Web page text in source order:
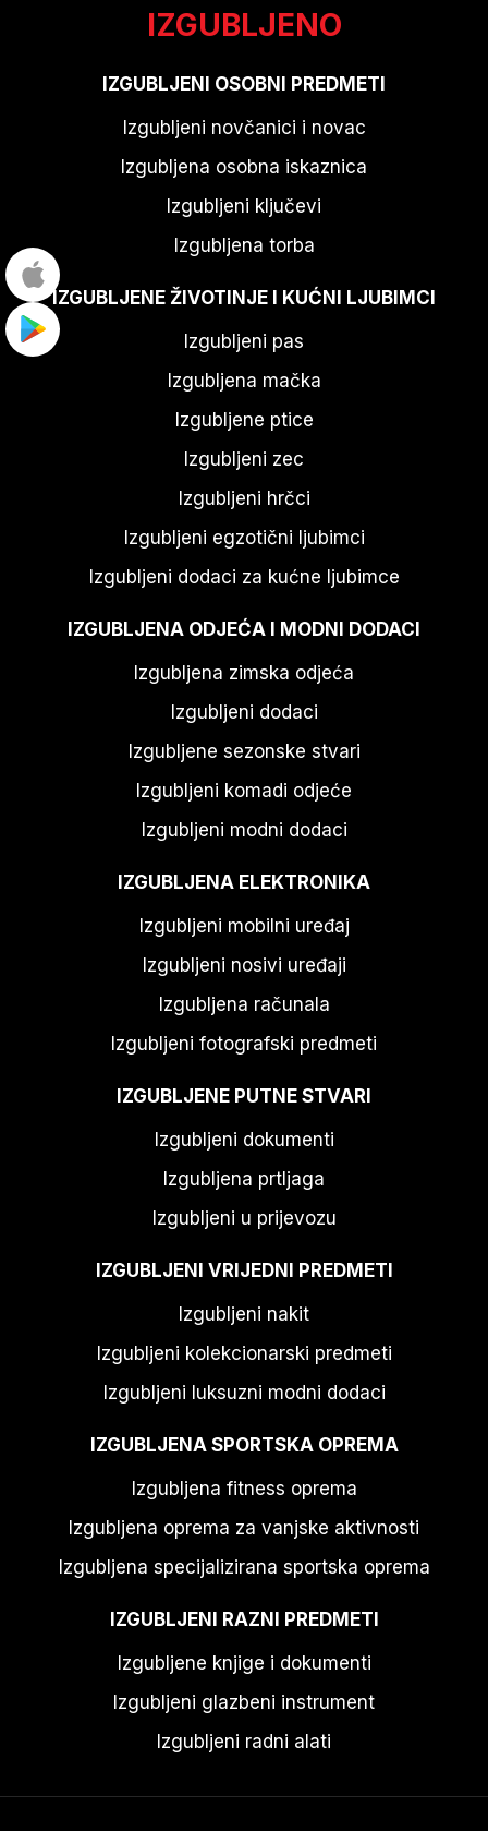
IZGUBLJENO
IZGUBLJENI OSOBNI PREDMETI
Izgubljeni novčanici i novac
Izgubljena osobna iskaznica
Izgubljeni ključevi
Izgubljena torba
IZGUBLJENE ŽIVOTINJE I KUĆNI LJUBIMCI
Izgubljeni pas
Izgubljena mačka
Izgubljene ptice
Izgubljeni zec
Izgubljeni hrčci
Izgubljeni egzotični ljubimci
Izgubljeni dodaci za kućne ljubimce
IZGUBLJENA ODJEĆA I MODNI DODACI
Izgubljena zimska odjeća
Izgubljeni dodaci
Izgubljene sezonske stvari
Izgubljeni komadi odjeće
Izgubljeni modni dodaci
IZGUBLJENA ELEKTRONIKA
Izgubljeni mobilni uređaj
Izgubljeni nosivi uređaji
Izgubljena računala
Izgubljeni fotografski predmeti
IZGUBLJENE PUTNE STVARI
Izgubljeni dokumenti
Izgubljena prtljaga
Izgubljeni u prijevozu
IZGUBLJENI VRIJEDNI PREDMETI
Izgubljeni nakit
Izgubljeni kolekcionarski predmeti
Izgubljeni luksuzni modni dodaci
IZGUBLJENA SPORTSKA OPREMA
Izgubljena fitness oprema
Izgubljena oprema za vanjske aktivnosti
Izgubljena specijalizirana sportska oprema
IZGUBLJENI RAZNI PREDMETI
Izgubljene knjige i dokumenti
Izgubljeni glazbeni instrument
Izgubljeni radni alati